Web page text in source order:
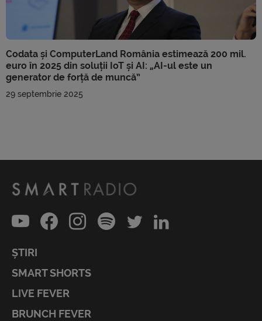
Codata și ComputerLand România estimează 200 mil.
euro în 2025 din soluții IoT și AI: „AI-ul este un
generator de forță de muncă”
29 septembrie 2025
ȘTIRI
SMART SHORTS
LIVE FEVER
BRUNCH FEVER